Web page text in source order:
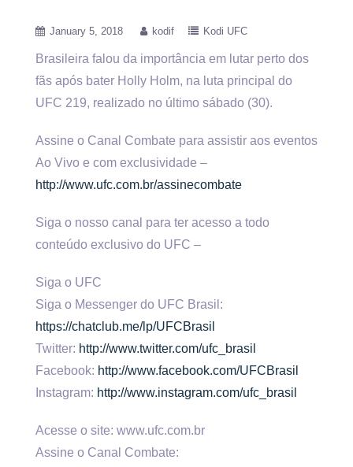
January 5, 2018 kodif Kodi UFC
Brasileira falou da importância em lutar perto dos
fãs após bater Holly Holm, na luta principal do
UFC 219, realizado no último sábado (30).
Assine o Canal Combate para assistir aos eventos
Ao Vivo e com exclusividade –
http://www.ufc.com.br/assinecombate
Siga o nosso canal para ter acesso a todo
conteúdo exclusivo do UFC –
Siga o UFC
Siga o Messenger do UFC Brasil:
https://chatclub.me/lp/UFCBrasil
Twitter: http://www.twitter.com/ufc_brasil
Facebook: http://www.facebook.com/UFCBrasil
Instagram: http://www.instagram.com/ufc_brasil
Acesse o site: www.ufc.com.br
Assine o Canal Combate: